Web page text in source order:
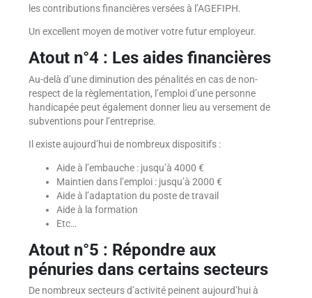
les contributions financières versées à l’AGEFIPH.
Un excellent moyen de motiver votre futur employeur.
Atout n°4 : Les aides financières
Au-delà d’une diminution des pénalités en cas de non-
respect de la règlementation, l’emploi d’une personne
handicapée peut également donner lieu au versement de
subventions pour l’entreprise.
Il existe aujourd’hui de nombreux dispositifs :
Aide à l’embauche : jusqu’à 4000 €
Maintien dans l’emploi : jusqu’à 2000 €
Aide à l’adaptation du poste de travail
Aide à la formation
Etc…
Atout n°5 : Répondre aux
pénuries dans certains secteurs
De nombreux secteurs d’activité peinent aujourd’hui à